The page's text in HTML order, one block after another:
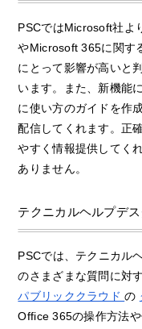
PSCではMicrosoft社よ
やMicrosoft 365に関す
にとって影響が高いと
います。また、新機能
に使い方のガイドを作
配信してくれます。正
やすく情報提供してく
ありません。
テクニカルヘルプデ
PSCでは、テクニカル
のさまざまな質問に対
パブリッククラウドの
Office 365の操作方法